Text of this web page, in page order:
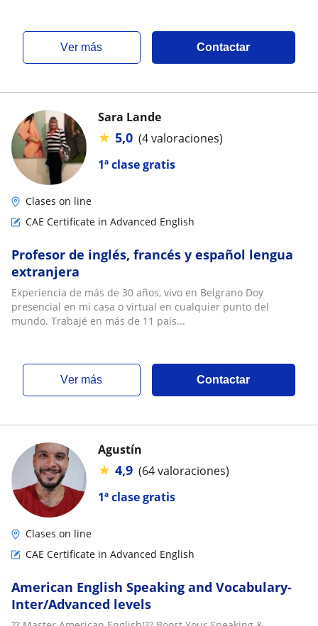
ver más Contactar
1ª clase gratis
Sara Lande
★ 5,0 (4 valoraciones)
Clases on line
CAE Certificate in Advanced English
Profesor de inglés, francés y español lengua
extranjera
Experiencia de más de 30 años, vivo en Belgrano Doy
presencial en mi casa o virtual en cualquier punto del
mundo. Trabajé en más de 11 país...
ver más Contactar
1ª clase gratis
Agustín
★ 4,9 (64 valoraciones)
Clases on line
CAE Certificate in Advanced English
American English Speaking and Vocabulary-
Inter/Advanced levels